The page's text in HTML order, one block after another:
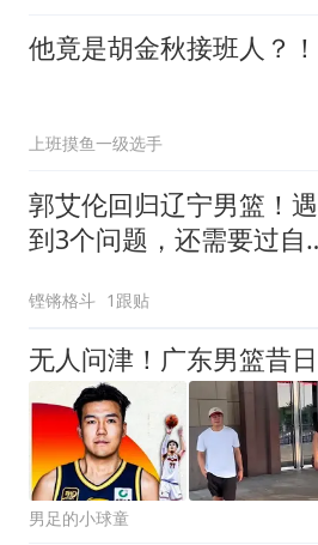
他竟是胡金秋接班人？！
上班摸鱼一级选手
郭艾伦回归辽宁男篮！遇
到3个问题，还需要过自
铿锵格斗 1跟贴
男足的小球童